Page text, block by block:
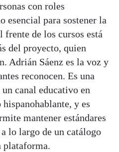
con roles
esencial para sostener la
de los cursos está
del proyecto, quien
Adrián Sáenz es la voz y
reconocen. Es una
canal educativo en
y es
mantener estándares
lo largo de un catálogo
plataforma.